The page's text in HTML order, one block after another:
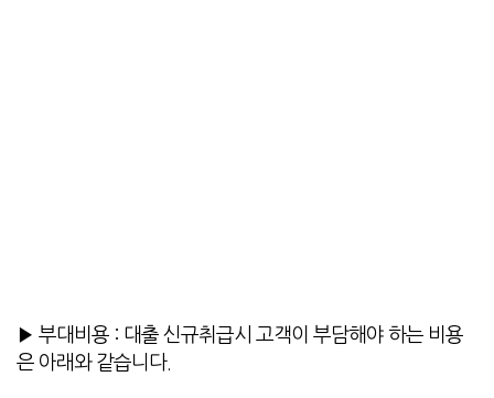
▶ 부대비용 : 대출 신규취급시 고객이 부담해야 하는 비용
은 아래와 같습니다.